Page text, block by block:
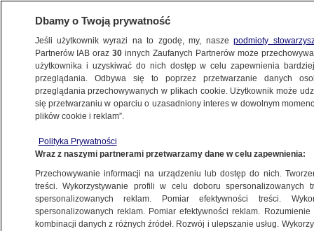
ŚWIAT
w ciągu najbliższych kilku miesięcy
22.06.2022, 21:53
Udostępnij
Dbamy o Twoją prywatność
Jeśli użytkownik wyrazi na to zgodę, my, naszepodmioty
Partnerów IAB oraz30 innych Zaufanych Partnerów może
użytkownika i uzyskiwać do nich dostęp w celu zapewnienia
przeglądania. Odbywa się to poprzez przetwarzanie danych
przeglądania przechowywanych w plikach cookie. Użytkownik może
się przetwarzaniu w oparciu o uzasadniony interes w dowolnym
plików cookie i reklam”.
Polityka Prywatności
Wraz z naszymi partnerami przetwarzamy dane w celu zapewnienia:
Przechowywanie informacji na urządzeniu lub dostęp do nich.
treści. Wykorzystywanie profili w celu doboru spersonalizowanych
spersonalizowanych reklam. Pomiar efektywności treści.
spersonalizowanych reklam. Pomiar efektywności reklam.
kombinacji danych z różnych źródeł. Rozwój i ulepszanie usług.